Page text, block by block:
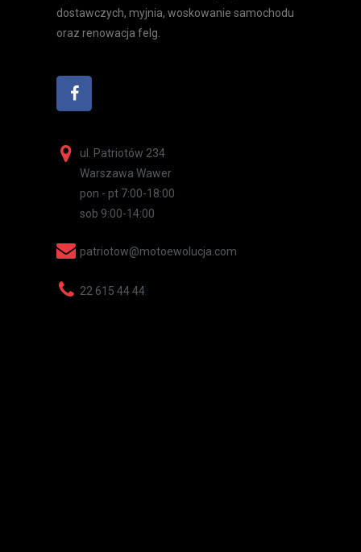
dostawczych, myjnia, woskowanie samochodu
oraz renowacja felg.
ul. Patriotów 234
Warszawa Wawer
pon - pt 7:00-18:00
sob 9:00-14:00
patriotow@motoewolucja.com
22 615 44 44